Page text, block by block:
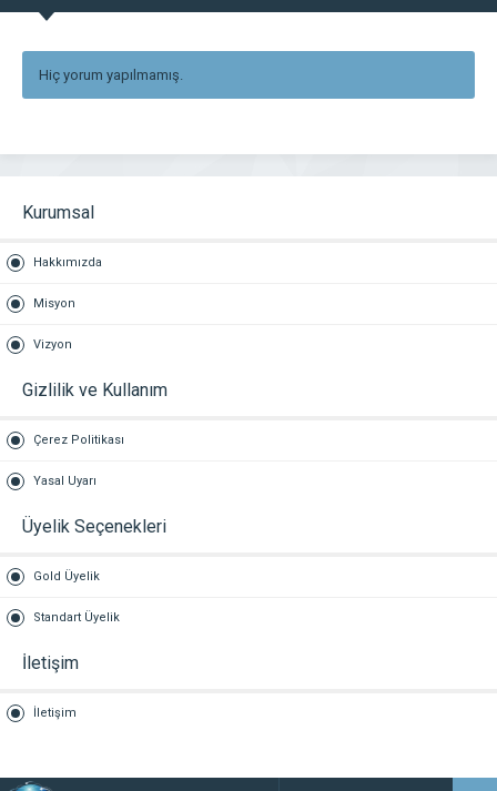
Hiç yorum yapılmamış.
Kurumsal
Hakkımızda
Misyon
Vizyon
Gizlilik ve Kullanım
Çerez Politikası
Yasal Uyarı
Üyelik Seçenekleri
Gold Üyelik
Standart Üyelik
İletişim
İletişim